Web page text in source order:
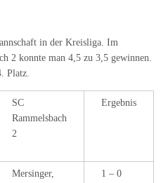
in der Kreisliga. Im
2 konnte man 4,5 zu 3,5 gewinnen.
Platz.
SC
Rammelsbach
2
Ergebnis
Mersinger,
1 – 0